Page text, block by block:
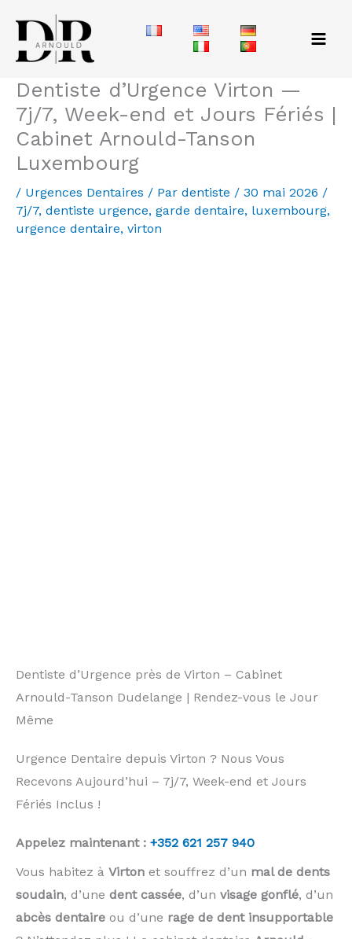
contenu
Dentiste d’Urgence Virton —
7j/7, Week-end et Jours Fériés |
Cabinet Arnould-Tanson
Luxembourg
/ Urgences Dentaires / Par dentiste / 30 mai 2026 /
7j/7, dentiste urgence, garde dentaire, luxembourg,
urgence dentaire, virton
Dentiste d’Urgence près de Virton – Cabinet
Arnould-Tanson Dudelange | Rendez-vous le Jour
Même
Urgence Dentaire depuis Virton ? Nous Vous
Recevons Aujourd’hui – 7j/7, Week-end et Jours
Fériés Inclus !
Appelez maintenant : +352 621 257 940
Vous habitez à Virton et souffrez d’un mal de dents
soudain, d’une dent cassée, d’un visage gonflé, d’un
abcès dentaire ou d’une rage de dent insupportable